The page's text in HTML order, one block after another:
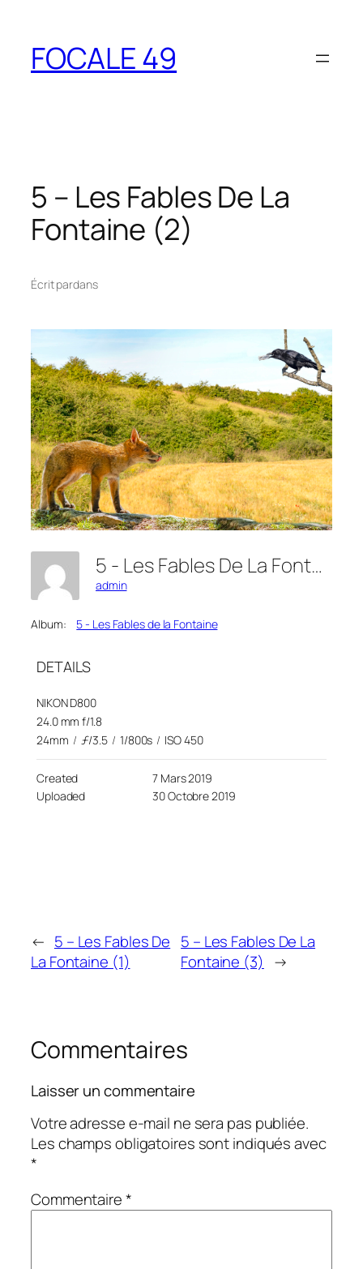
contenu
FOCALE 49
5 – Les Fables De La
Fontaine (2)
Écrit pardans
5 - Les Fables De La Fontaine (2)
admin
Album: 5 - Les Fables de la Fontaine
DETAILS
NIKON D800
24.0 mm f/1.8
24mm / ƒ/3.5 / 1/800s / ISO 450
Created
7 Mars 2019
Uploaded
30 Octobre 2019
← 5 – Les Fables De
La Fontaine (1)
5 – Les Fables De La
Fontaine (3) →
Commentaires
Laisser un commentaire
Votre adresse e-mail ne sera pas publiée.
Les champs obligatoires sont indiqués avec
*
Commentaire*